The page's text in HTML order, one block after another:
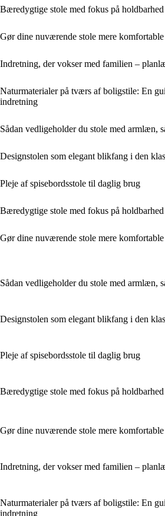
Bæredygtige stole med fokus på
Gør dine nuværende stole mere komfortable
Indretning, der vokser med familien –
Naturmaterialer på tværs af boligstile: En
indretning
Sådan vedligeholder du stole med armlæn,
Designstolen som elegant blikfang i den
Pleje af spisebordsstole til daglig brug
Bæredygtige stole med fokus på
Gør dine nuværende stole mere komfortable
Sådan vedligeholder du stole med armlæn,
Designstolen som elegant blikfang i den
Pleje af spisebordsstole til daglig brug
Bæredygtige stole med fokus på
Gør dine nuværende stole mere komfortable
Indretning, der vokser med familien –
Naturmaterialer på tværs af boligstile: En
indretning